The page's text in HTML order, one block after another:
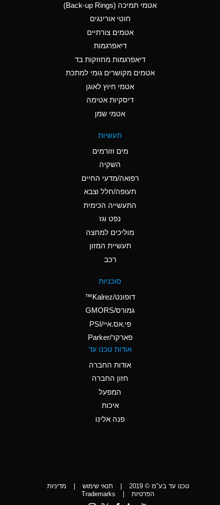
Aluminum Phosphate
Ammonia Anhydrous
C
Ammonia Gas (cold)
A
Ammonia Gas (hot)
Ammonium Hydroxide
A
Ammonium Nitrate
Ammonium Nitrite
Ammonium Persulfate
Ammonium Phosphate
A
Ammonium Sulfate
*
Amyl Acetate (Banana
Aniline
D
אטמי תמיכה (Back-up Rings)
חוטי אורינגים
אטמים צורתיים
דיאפרגמות
דיאפרגמות מחוזקות בד
אטמים מקושרים גומי למתכת
אטמי חיוץ לאוגן
דיסקיות אטימה
אטמי שמן
תעשיות
מים וזורמים
השקיה
רפואה/מדעי החיים
תעופה/חלל וצבא
התעשייה הכימית
נפט וגז
מוליכים למחצה
תעשיית המזון
רכב
סוכניות
דופונט/Kalrez™
גמורס/GMORS
פי.אס.איי/PSI
פארקר/Parker
אודות טכנו עד
אודות החברה
חזון החברה
המפעל
איכות
פנה אלינו
טכנו עד בע"מ © 2019 | תנאי שימוש |
מדיניות
הפרטיות
|
Trademarks